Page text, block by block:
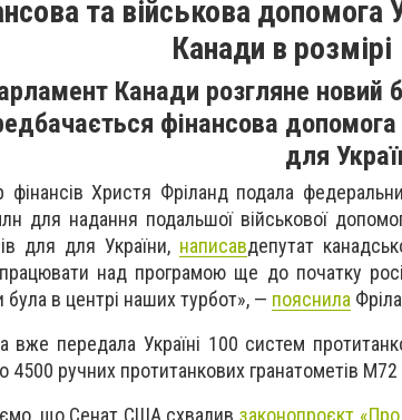
та військова
Канади в
Канади розгляне новий
фінансова
для
фінансів Христя Фріланд подала
для надання подальшої військової
для для України, написавдепутат
над програмою ще до початку
в центрі наших турбот», — пояснила
вже передала Україні 100 систем
4500 ручних протитанкових гранатометів